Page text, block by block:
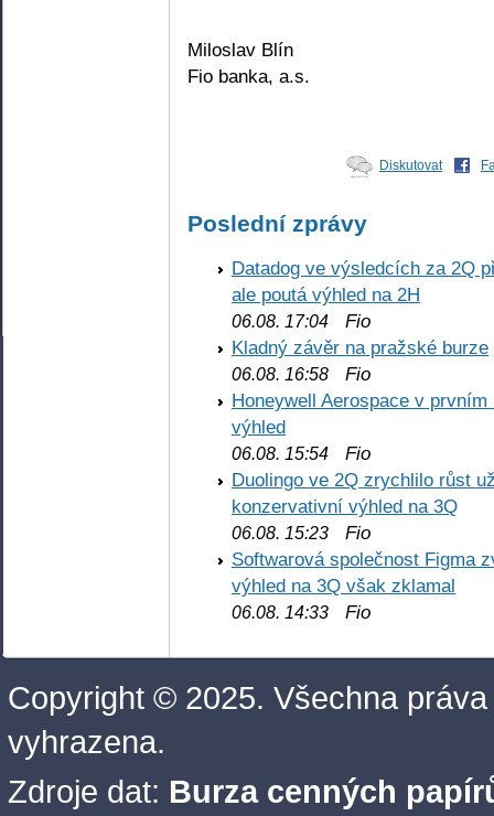
Miloslav Blín
Fio banka, a.s.
Diskutovat
Poslední zprávy
Datadog ve výsledcích za 2Q
ale poutá výhled na 2H
06.08. 17:04 Fio
Kladný závěr na pražské burze
06.08. 16:58 Fio
Honeywell Aerospace v
výhled
06.08. 15:54 Fio
Duolingo ve 2Q zrychlilo růst
konzervativní výhled na 3Q
06.08. 15:23 Fio
Softwarová společnost Figma
výhled na 3Q však zklamal
06.08. 14:33 Fio
Copyright © 2025. Všechna práva
vyhrazena.
Zdroje dat: Burza cenných